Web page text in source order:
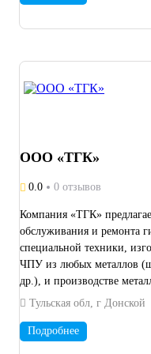
единичные,
образцу заказчика.
ООО «ТГК»
0.0 0 отзывов
Компания «ТГК»
обслуживания и ремонта
специальной техники,
ЧПУ из любых металлов
др.), и производстве
размеров. Также у нас
размерами до 8000×1000 мм Токарные работы на
Тульская обл, г Донской
Подробнее